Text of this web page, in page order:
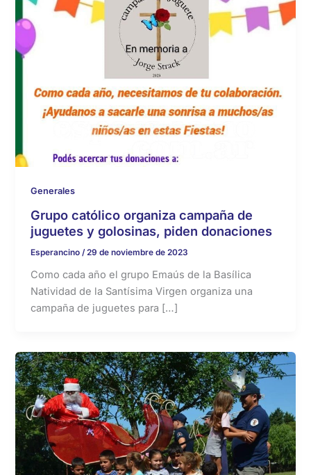
Generales
Grupo católico organiza campaña de
juguetes y golosinas, piden donaciones
Esperancino /29 de noviembre de 2023
Como cada año el grupo Emaús de la Basílica
Natividad de la Santísima Virgen organiza una
campaña de juguetes para […]